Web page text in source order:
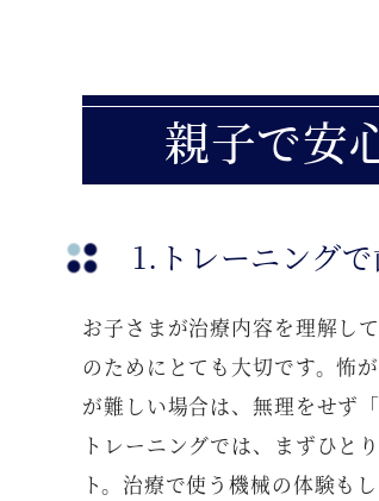
親子で安
1.トレーニング
お子さまが治療内容を理解し
のためにとても大切です。怖
が難しい場合は、無理をせず
トレーニングでは、まずひと
ト。治療で使う機械の体験も